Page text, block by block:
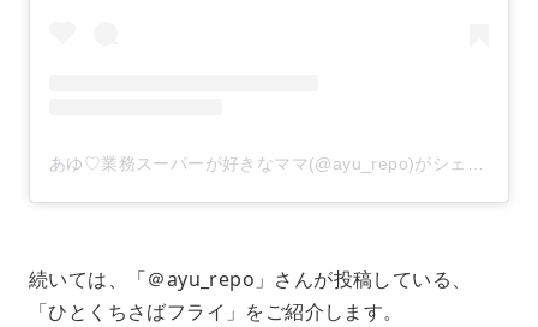
あゆ♡業務スーパーが好きなママ(@ayu_repo)がシェアした投稿
続いては、「＠ayu_repo」さんが投稿している、
「ひとくちさばフライ」をご紹介します。